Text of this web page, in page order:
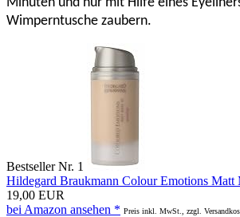
Wimperntusche zaubern.
Bestseller Nr. 1
Hildegard Braukmann Colour Emotions Matt
19,00 EUR
bei Amazon ansehen * Preis inkl. MwSt., zzgl.